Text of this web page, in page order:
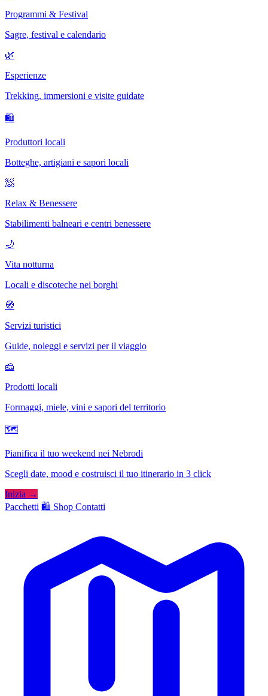
Programmi & Festival
Sagre, festival e calendario
🌿
Esperienze
Trekking, immersioni e visite guidate
🛍
Produttori locali
Botteghe, artigiani e sapori locali
🧖
Relax & Benessere
Stabilimenti balneari e centri benessere
🌙
Vita notturna
Locali e discoteche nei borghi
🧭
Servizi turistici
Guide, noleggi e servizi per il viaggio
🧀
Prodotti locali
Formaggi, miele, vini e sapori del territorio
🗺
Pianifica il tuo weekend nei Nebrodi
Scegli date, mood e costruisci il tuo itinerario in 3 click
Inizia →
Pacchetti 🛍️ Shop Contatti